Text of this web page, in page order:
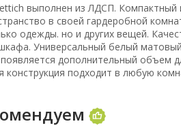
выполнен из ЛДСП.
в своей гардеробной
одежды. но и других вещей.
Универсальный белый
дополнительный объем
подходит в любую